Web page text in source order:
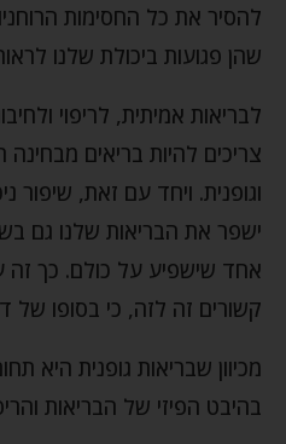
להסיר את כל החסימות
שהן פגועות ביכולת שלנו
לבריאות אמיתית, לריפוי
צריכים להיות בריאים מבחינה
וגופנית. ויחד עם זאת, שיפור
ישפר את הבריאות שלנו גם
אחד שישפיע על כולם. כך זה
קשורים זה לזה, כי בסופו
מכיוון שבריאות גופנית היא
בהיבט הפיזי של הבריאות